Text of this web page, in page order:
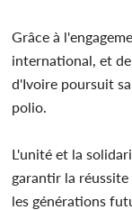
Grâce à
international, et
d'Ivoire poursuit
polio.
L'unité et la
garantir la
les générations